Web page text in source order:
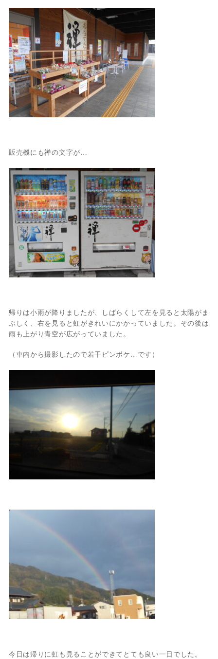
販売機にも禅の文字が…
帰りは小雨が降りましたが、しばらくして左を見ると太陽がま
ぶしく、右を見ると虹がきれいにかかっていました。その後は
雨も上がり青空が広がっていました。
（車内から撮影したので若干ピンボケ…です）
今日は帰りに虹も見ることができてとても良い一日でした。